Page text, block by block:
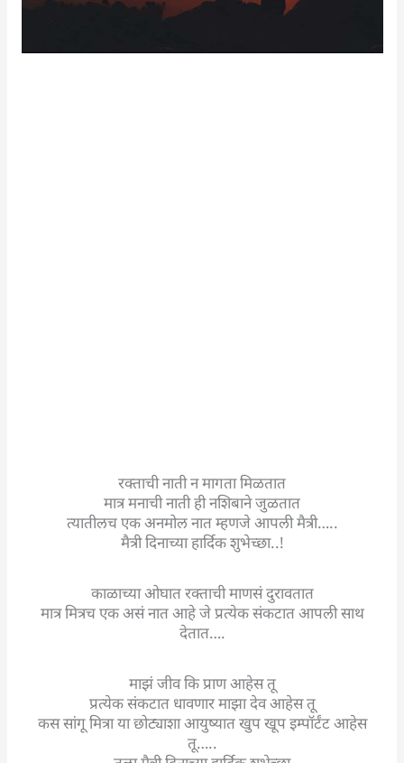
रक्ताची नाती न मागता मिळतात
मात्र मनाची नाती ही नशिबाने जुळतात
त्यातीलच एक अनमोल नात म्हणजे आपली मैत्री…..
मैत्री दिनाच्या हार्दिक शुभेच्छा..!
काळाच्या ओघात रक्ताची माणसं दुरावतात
मात्र मित्रच एक असं नात आहे जे प्रत्येक संकटात आपली साथ
देतात….
माझं जीव कि प्राण आहेस तू
प्रत्येक संकटात धावणार माझा देव आहेस तू
कस सांगू मित्रा या छोट्याशा आयुष्यात खुप खूप इम्पॉर्टंट आहेस
तू…..